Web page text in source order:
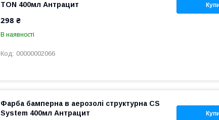
TON 400мл Антрацит
298 ₴
В наявності
00000002066
Фарба бамперна в аерозолі структурна CS
System 400мл Антрацит